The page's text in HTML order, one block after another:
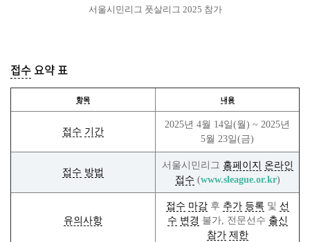
서울시민리그 풋살리그 2025 참가
접수 요약 표
항목 내용
접수 기간
2025년 4월 14일(월) ~ 2025년
5월 23일(금)
접수 방법
서울시민리그 홈페이지
온라인
접수 (www.sleague.or.kr)
유의사항
접수 마감후 추가 등록 및 선
수 변경 불가, 전문선수 출신
참가 제한